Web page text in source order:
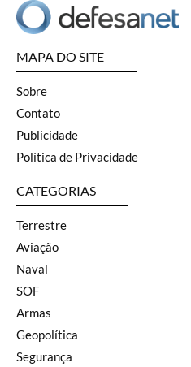
MAPA DO SITE
Sobre
Contato
Publicidade
Política de Privacidade
CATEGORIAS
Terrestre
Aviação
Naval
SOF
Armas
Geopolítica
Segurança